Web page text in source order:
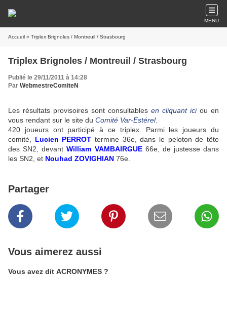
MENU
Accueil » Triplex Brignoles / Montreuil / Strasbourg
Triplex Brignoles / Montreuil / Strasbourg
Publié le 29/11/2011 à 14:28
Par WebmestreComiteN
Les résultats provisoires sont consultables en cliquant iciou en
vous rendant sur le site du Comité Var-Estérel.
420 joueurs ont participé à ce triplex. Parmi les joueurs du
comité, Lucien PERROT termine 36e, dans le peloton de tête
des SN2, devantWilliam VAMBAIRGUE66e, de justesse dans
les SN2, et Nouhad ZOVIGHIAN 76e.
Partager
Vous aimerez aussi
Vous avez dit ACRONYMES ?